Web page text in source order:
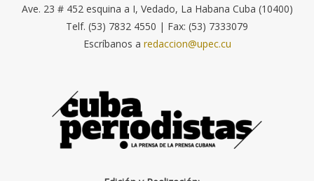
Ave. 23 # 452 esquina a I, Vedado, La Habana Cuba (10400)
Telf. (53) 7832 4550 | Fax: (53) 7333079
Escríbanos a redaccion@upec.cu